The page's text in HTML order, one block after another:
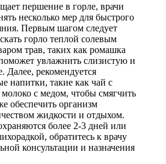
першение в горле, врачи
несколько мер для быстрого
Первым шагом следует
горло теплой солевым
трав, таких как ромашка
увлажнить слизистую и
Далее, рекомендуется
напитки, такие как чай с
с медом, чтобы смягчить
обеспечить организм
жидкости и отдыхом.
более 2-3 дней или
обратитесь к врачу
консультации и назначения